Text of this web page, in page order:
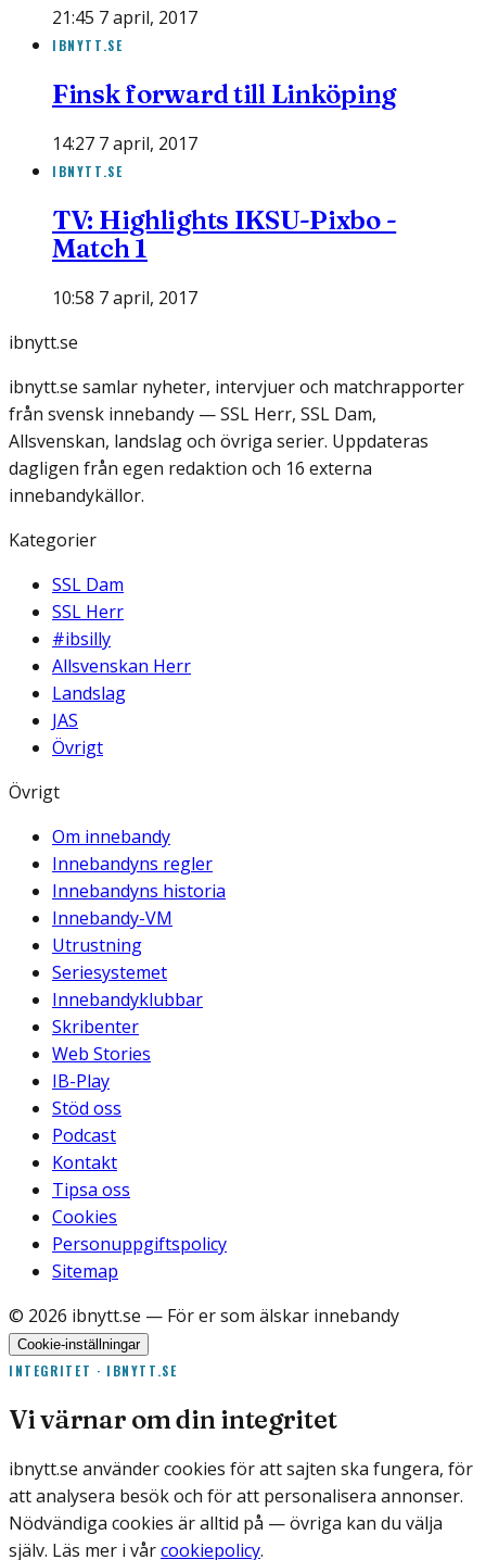
21:45 7 april, 2017
IBNYTT.SE
Finsk forward till Linköping
14:27 7 april, 2017
IBNYTT.SE
TV: Highlights IKSU-Pixbo -
Match 1
10:58 7 april, 2017
ibnytt.se
ibnytt.se samlar nyheter, intervjuer och matchrapporter
från svensk innebandy — SSL Herr, SSL Dam,
Allsvenskan, landslag och övriga serier. Uppdateras
dagligen från egen redaktion och 16 externa
innebandykällor.
Kategorier
SSL Dam
SSL Herr
#ibsilly
Allsvenskan Herr
Landslag
JAS
Övrigt
Övrigt
Om innebandy
Innebandyns regler
Innebandyns historia
Innebandy-VM
Utrustning
Seriesystemet
Innebandyklubbar
Skribenter
Web Stories
IB-Play
Stöd oss
Podcast
Kontakt
Tipsa oss
Cookies
Personuppgiftspolicy
Sitemap
© 2026 ibnytt.se — För er som älskar innebandy
Cookie-inställningar
INTEGRITET · IBNYTT.SE
Vi värnar om din integritet
ibnytt.se använder cookies för att sajten ska fungera, för
att analysera besök och för att personalisera annonser.
Nödvändiga cookies är alltid på — övriga kan du välja
själv. Läs mer i vårcookiepolicy.